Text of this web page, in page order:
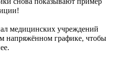
медицинских учреждений
напряжённом графике, чтобы